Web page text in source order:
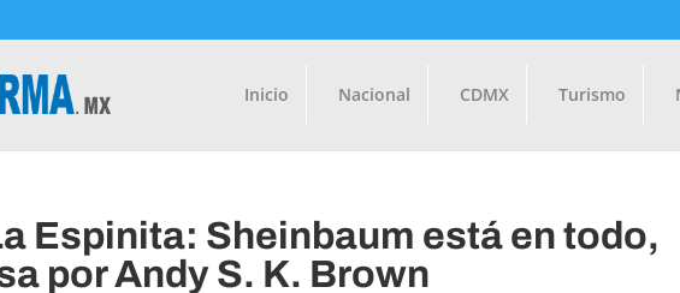
Inicio Nacional CDMX Turismo
Espinita: Sheinbaum está en todo,
por Andy S. K. Brown